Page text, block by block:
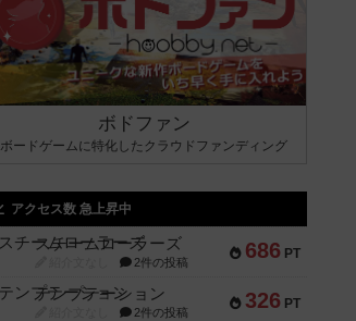
ボドファン
ボードゲームに特化したクラウドファンディング
アクセス数 急上昇中
686 PT
スチームローラーズ
2件の投稿
326 PT
テンプテーション
2件の投稿